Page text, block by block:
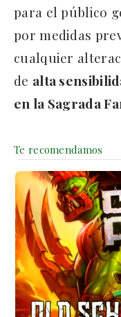
para el público
por medidas
cualquier
de alta
en la Sagrada